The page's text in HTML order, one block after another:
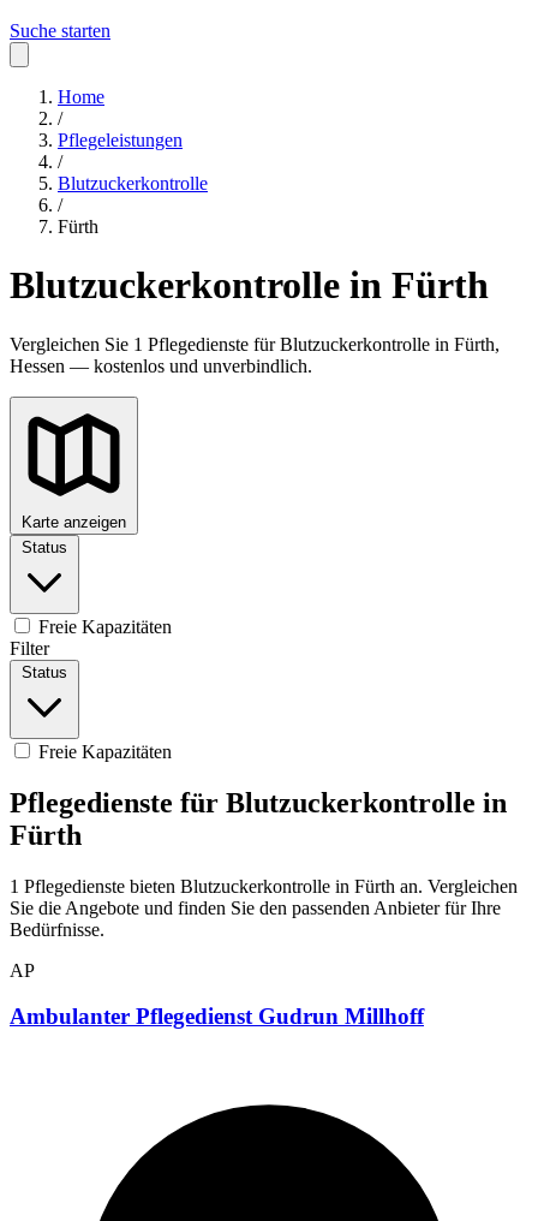
Suche starten
Home
/
Pflegeleistungen
/
Blutzuckerkontrolle
/
Fürth
Blutzuckerkontrolle in Fürth
Vergleichen Sie 1 Pflegedienste für Blutzuckerkontrolle in Fürth,
Hessen — kostenlos und unverbindlich.
Karte anzeigen
Status
Freie Kapazitäten
Filter
Status
Freie Kapazitäten
Pflegedienste für Blutzuckerkontrolle in
Fürth
1 Pflegedienste bieten Blutzuckerkontrolle in Fürth an. Vergleichen
Sie die Angebote und finden Sie den passenden Anbieter für Ihre
Bedürfnisse.
AP
Ambulanter Pflegedienst Gudrun Millhoff